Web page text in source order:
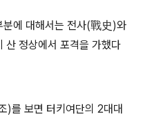
에 대해서는 전사(戰史)와
산 정상에서 포격을 가했다
)를 보면 터키여단의 2대대